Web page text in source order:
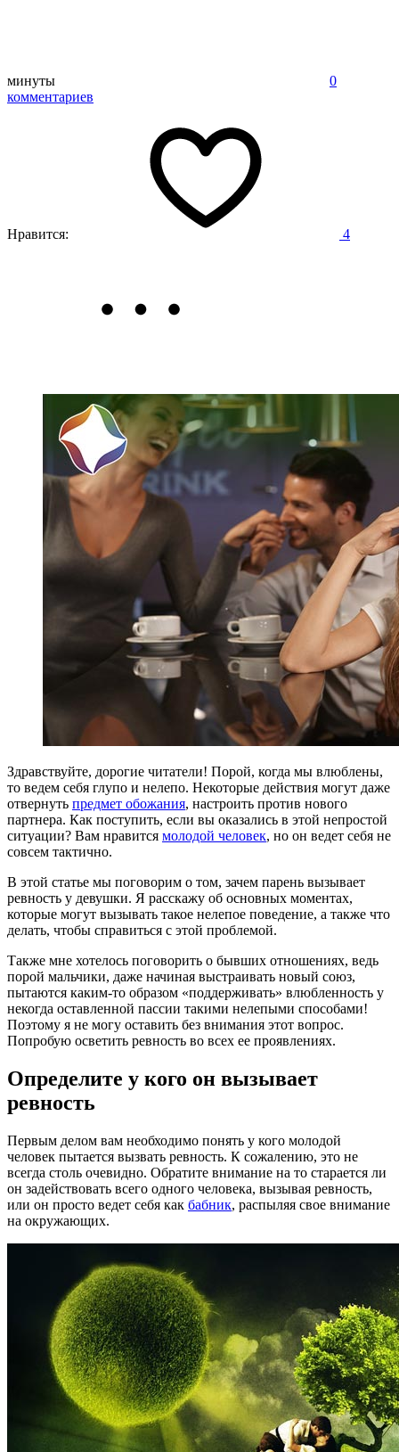
минуты
0
комментариев
Нравится: 4
Здравствуйте, дорогие читатели! Порой, когда мы влюблены,
то ведем себя глупо и нелепо. Некоторые действия могут даже
отвернуть предмет обожания, настроить против нового
партнера. Как поступить, если вы оказались в этой непростой
ситуации? Вам нравится молодой человек, но он ведет себя не
совсем тактично.
В этой статье мы поговорим о том, зачем парень вызывает
ревность у девушки. Я расскажу об основных моментах,
которые могут вызывать такое нелепое поведение, а также что
делать, чтобы справиться с этой проблемой.
Также мне хотелось поговорить о бывших отношениях, ведь
порой мальчики, даже начиная выстраивать новый союз,
пытаются каким-то образом «поддерживать» влюбленность у
некогда оставленной пассии такими нелепыми способами!
Поэтому я не могу оставить без внимания этот вопрос.
Попробую осветить ревность во всех ее проявлениях.
Определите у кого он вызывает
ревность
Первым делом вам необходимо понять у кого молодой
человек пытается вызвать ревность. К сожалению, это не
всегда столь очевидно. Обратите внимание на то старается ли
он задействовать всего одного человека, вызывая ревность,
или он просто ведет себя как бабник, распыляя свое внимание
на окружающих.